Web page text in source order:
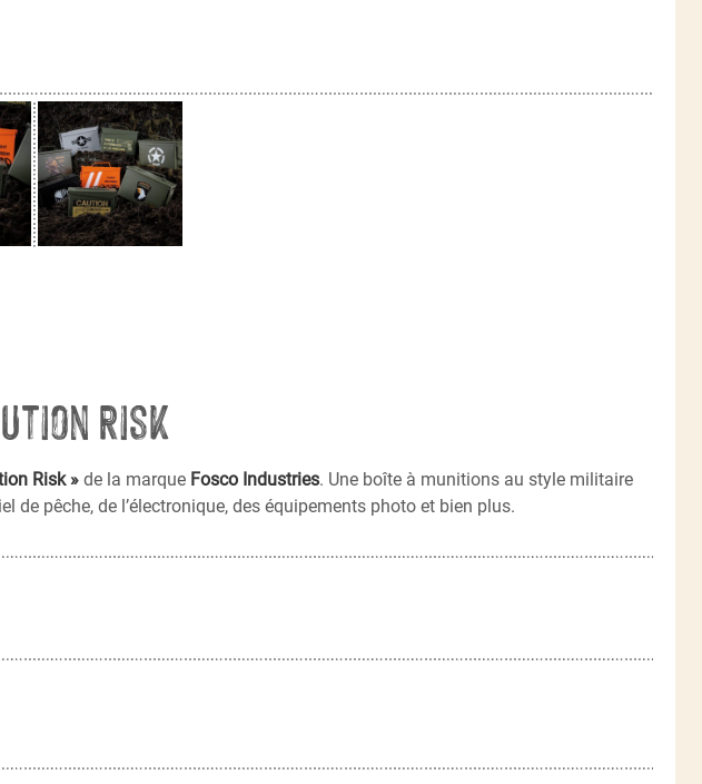
Risk
Risk » de la marque Fosco Industries. Une boîte à munitions au style militaire
pêche, de l’électronique, des équipements photo et bien plus.